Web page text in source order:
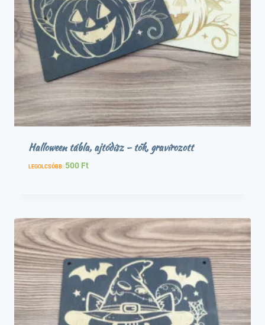
Halloween tábla, ajtódísz – tök, gravírozott
LEGOLCSÓBB: 500 Ft